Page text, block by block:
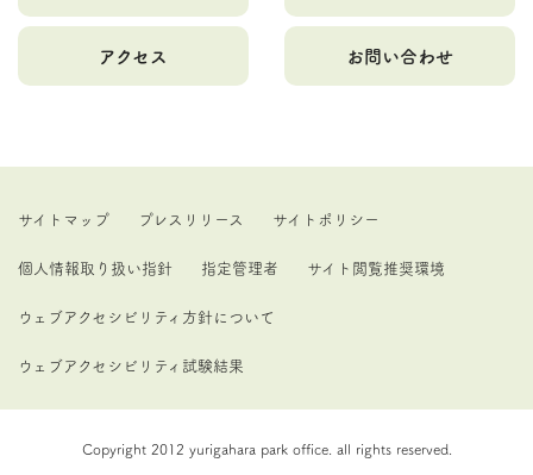
アクセス お問い合わせ
サイトマップ プレスリリース サイトポリシー
個人情報取り扱い指針 指定管理者 サイト閲覧推奨環境
ウェブアクセシビリティ方針について
ウェブアクセシビリティ試験結果
Copyright 2012 yurigahara park office. all rights reserved.